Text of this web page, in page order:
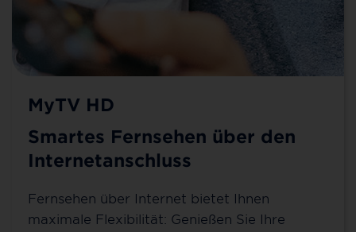
MyTV HD
Smartes Fernsehen über den
Internetanschluss
Fernsehen über Internet bietet Ihnen
maximale Flexibilität: Genießen Sie Ihre